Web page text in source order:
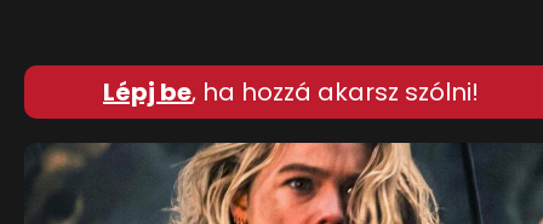
Lépj be, ha hozzá akarsz szólni!